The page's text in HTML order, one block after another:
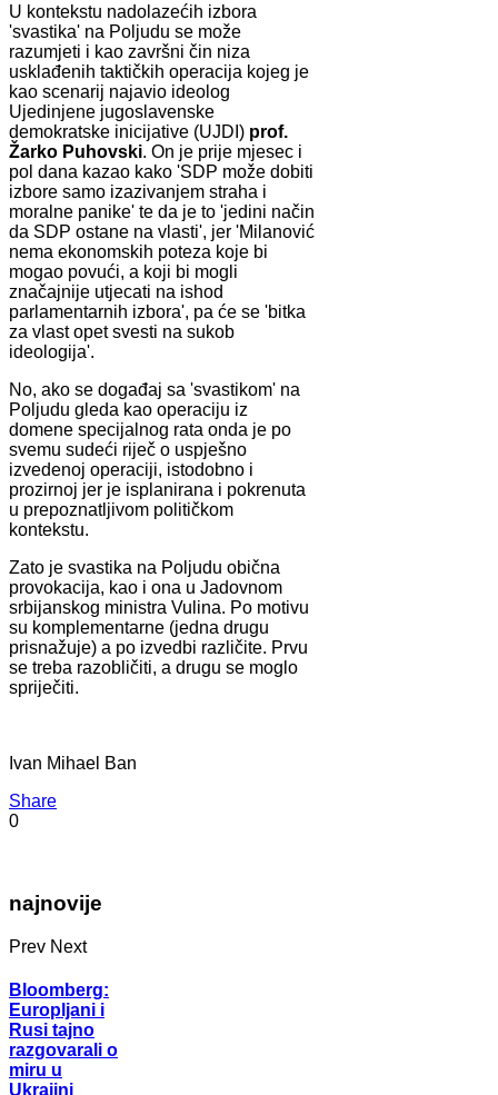
U kontekstu nadolazećih izbora
'svastika' na Poljudu se može
razumjeti i kao završni čin niza
usklađenih taktičkih operacija kojeg je
kao scenarij najavio ideolog
Ujedinjene jugoslavenske
demokratske inicijative (UJDI) prof.
Žarko Puhovski. On je prije mjesec i
pol dana kazao kako 'SDP može dobiti
izbore samo izazivanjem straha i
moralne panike' te da je to 'jedini način
da SDP ostane na vlasti', jer 'Milanović
nema ekonomskih poteza koje bi
mogao povući, a koji bi mogli
značajnije utjecati na ishod
parlamentarnih izbora', pa će se 'bitka
za vlast opet svesti na sukob
ideologija'.
No, ako se događaj sa 'svastikom' na
Poljudu gleda kao operaciju iz
domene specijalnog rata onda je po
svemu sudeći riječ o uspješno
izvedenoj operaciji, istodobno i
prozirnoj jer je isplanirana i pokrenuta
u prepoznatljivom političkom
kontekstu.
Zato je svastika na Poljudu obična
provokacija, kao i ona u Jadovnom
srbijanskog ministra Vulina. Po motivu
su komplementarne (jedna drugu
prisnažuje) a po izvedbi različite. Prvu
se treba razobličiti, a drugu se moglo
spriječiti.
Ivan Mihael Ban
Share
0
najnovije
Prev Next
Bloomberg:
Europljani i
Rusi tajno
razgovarali o
miru u
Ukrajini